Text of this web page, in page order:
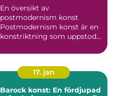
En översikt av
postmodernism konst
Postmodernism konst är en
konstriktning som uppstod
17. jan
Barock konst: En fördjupad